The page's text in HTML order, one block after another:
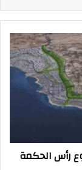
رأس الحكمة